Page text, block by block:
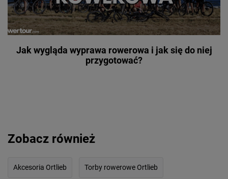
Jak wygląda wyprawa rowerowa i jak się do niej
przygotować?
Zobacz również
Akcesoria Ortlieb Torby rowerowe Ortlieb